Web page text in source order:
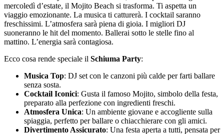
mercoledì d’estate, il Mojito Beach si trasforma. Ti aspetta un
viaggio emozionante. La musica ti catturerà. I cocktail saranno
freschissimi. L’atmosfera sarà piena di gioia. I migliori DJ
suoneranno le hit del momento. Ballerai sotto le stelle fino al
mattino. L’energia sarà contagiosa.
Ecco cosa rende speciale il Schiuma Party:
Musica Top: DJ set con le canzoni più calde per farti ballare
senza sosta.
Cocktail Iconici: Gusta il famoso Mojito, simbolo della festa,
preparato alla perfezione con ingredienti freschi.
Atmosfera Unica: Un ambiente giovane e accogliente sulla
spiaggia, perfetto per ballare o chiacchierare con gli amici.
Divertimento Assicurato: Una festa aperta a tutti, pensata per